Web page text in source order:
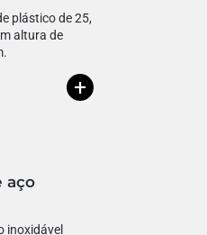
plástico de 25,
altura de
+
aço
inoxidável